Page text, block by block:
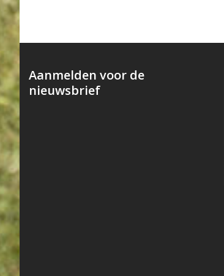
Aanmelden voor de
nieuwsbrief